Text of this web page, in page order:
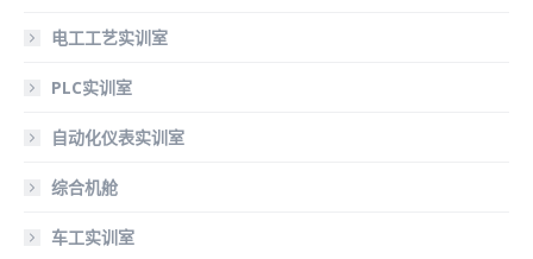
电工工艺实训室
PLC实训室
自动化仪表实训室
综合机舱
车工实训室